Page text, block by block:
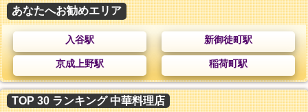
あなたへお勧めエリア
入谷駅 新御徒町駅
京成上野駅 稲荷町駅
TOP 30 ランキング 中華料理店